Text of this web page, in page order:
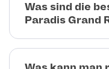
Was sind die
Paradis Grand